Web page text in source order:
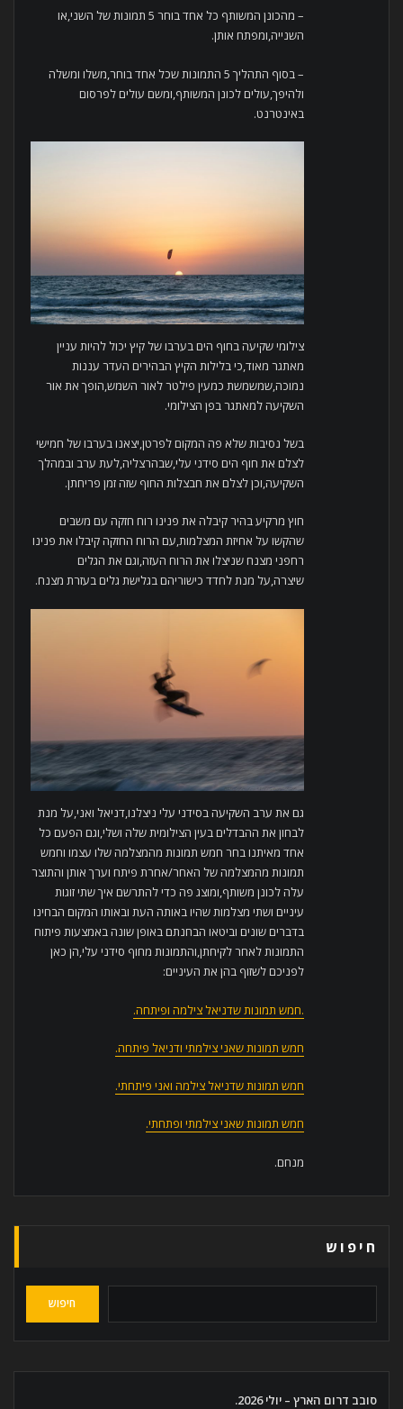
– מהכונן המשותף כל אחד בוחר 5 תמונות של השני,או
השנייה,ומפתח אותן.
– בסוף התהליך 5 התמונות שכל אחד בוחר,משלו ומשלה
ולהיפך,עולים לכונן המשותף,ומשם עולים לפרסום
באינטרנט.
צילומי שקיעה בחוף הים בערבו של קיץ יכול להיות עניין
מאתגר מאוד,כי בלילות הקיץ הבהירים העדר עננות
נמוכה,שמשמשת כמעין פילטר לאור השמש,הופך את אור
השקיעה למאתגר בפן הצילומי.
בשל נסיבות שלא פה המקום לפרטן,יצאנו בערבו של חמישי
לצלם את חוף הים סידני עלי,שבהרצליה,לעת ערב ובמהלך
השקיעה,וכן לצלם את חבצלות החוף שזה זמן פריחתן.
חוץ מרקיע בהיר קיבלה את פנינו רוח חזקה עם משבים
שהקשו על אחיזת המצלמות,עם הרוח החזקה קיבלו את פנינו
רחפני מצנח שניצלו את הרוח העזה,וגם את הגלים
שיצרה,על מנת לחדד כישוריהם בגלישת גלים בעזרת מצנח.
גם את ערב השקיעה בסידני עלי ניצלנו,דניאל ואני,על מנת
לבחון את ההבדלים בעין הצילומית שלה ושלי,וגם הפעם כל
אחד מאיתנו בחר חמש תמונות מהמצלמה שלו עצמו וחמש
תמונות מהמצלמה של האחר/אחרת פיתח וערך אותן והתוצר
עלה לכונן משותף,ומוצג פה כדי להתרשם איך שתי זוגות
עיניים ושתי מצלמות שהיו באותה העת ובאותו המקום הבחינו
בדברים שונים וביטאו הבחנתם באופן שונה באמצעות פיתוח
התמונות לאחר לקיחתן,והתמונות מחוף סידני עלי,הן כאן
לפניכם לשזוף בהן את העיניים:
.חמש תמונות שדניאל צילמה ופיתחה.
חמש תמונות שאני צילמתי ודניאל פיתחה.
חמש תמונות שדניאל צילמה ואני פיתחתי.
חמש תמונות שאני צילמתי ופתחתי.
מנחם.
חיפוש
חיפוש
סובב דרום הארץ – יולי 2026.